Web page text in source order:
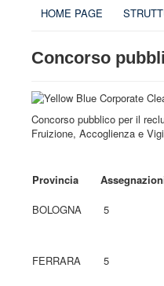
HOME PAGE
Concorso
Concorso pubblico per il
Fruizione, Accoglienza e
Provincia
BOLOGNA
5
FERRARA 5